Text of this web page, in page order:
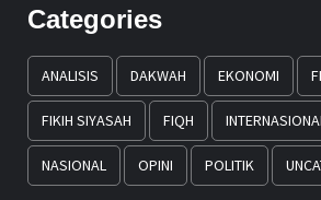
Categories
ANALISIS DAKWAH EKONOMI
FIKIH SIYASAH FIQH INTERNASIONAL
NASIONAL OPINI POLITIK